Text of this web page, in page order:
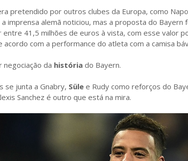
pretendido por outros clubes da Europa, como
imprensa alemã noticiou, mas a proposta do Bayern
entre 41,5 milhões de euros à vista, com esse valor
acordo com a performance do atleta com a camisa
negociação da história do Bayern.
se junta a Gnabry, Süle e Rudy como reforços do
Sanchez é outro que está na mira.